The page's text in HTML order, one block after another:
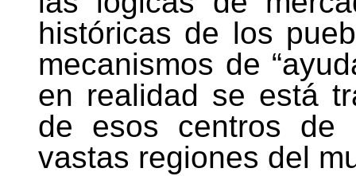
históricas de los
mecanismos de
en realidad se está
de esos centros de
vastas regiones del